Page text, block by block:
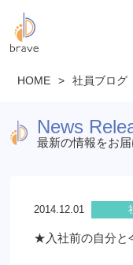
HOME > 社員ブログ
News
最新の情報をお届
2014.12.01
★入社前の自分と